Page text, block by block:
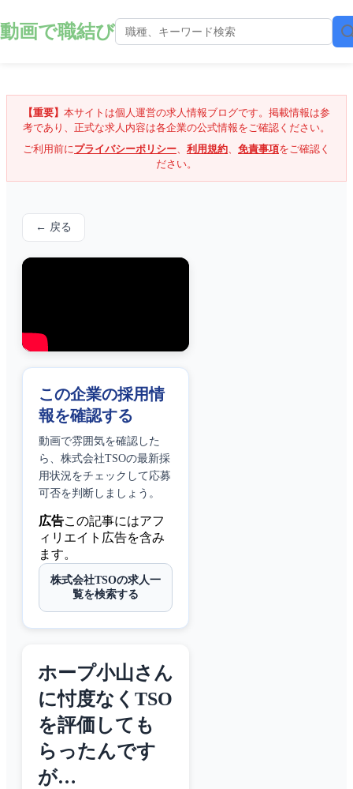
動画で職結び
【重要】 本サイトは個人運営の求人情報ブログです。掲載情報は参
考であり、正式な求人内容は各企業の公式情報をご確認ください。
ご利用前にプライバシーポリシー、 利用規約、 免責事項をご確認く
ださい。
← 戻る
この企業の採用情
報を確認する
動画で雰囲気を確認した
ら、 株式会社TSOの最新採
用状況をチェックして応募
可否を判断しましょう。
広告この記事にはアフ
ィリエイト広告を含み
ます。
株式会社TSOの求人一
覧を検索する
ホープ小山さん
に忖度なくTSO
を評価しても
らったんです
が…